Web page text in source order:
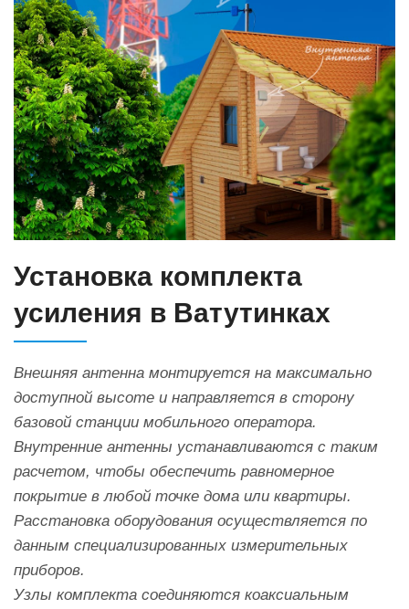
Установка комплекта
усиления в Ватутинках
Внешняя антенна монтируется на максимально
доступной высоте и направляется в сторону
базовой станции мобильного оператора.
Внутренние антенны устанавливаются с таким
расчетом, чтобы обеспечить равномерное
покрытие в любой точке дома или квартиры.
Расстановка оборудования осуществляется по
данным специализированных измерительных
приборов.
Узлы комплекта соединяются коаксиальным